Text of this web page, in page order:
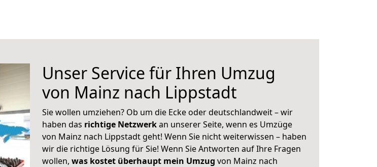
Unser Service für Ihren Umzug
von Mainz nach Lippstadt
Sie wollen umziehen? Ob um die Ecke oder deutschlandweit – wir
haben das richtige Netzwerkan unserer Seite, wenn es Umzüge
von Mainz nach Lippstadt geht! Wenn Sie nicht weiterwissen – haben
wir die richtige Lösung für Sie! Wenn Sie Antworten auf Ihre Fragen
wollen, was kostet überhaupt mein Umzug von Mainz nach